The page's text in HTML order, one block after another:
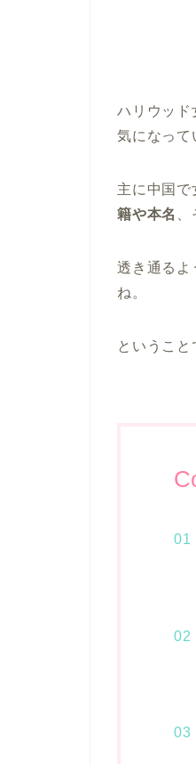
ハリウッド
気になって
主に中国
籍や本名
透き通るよ
ね。
ということ